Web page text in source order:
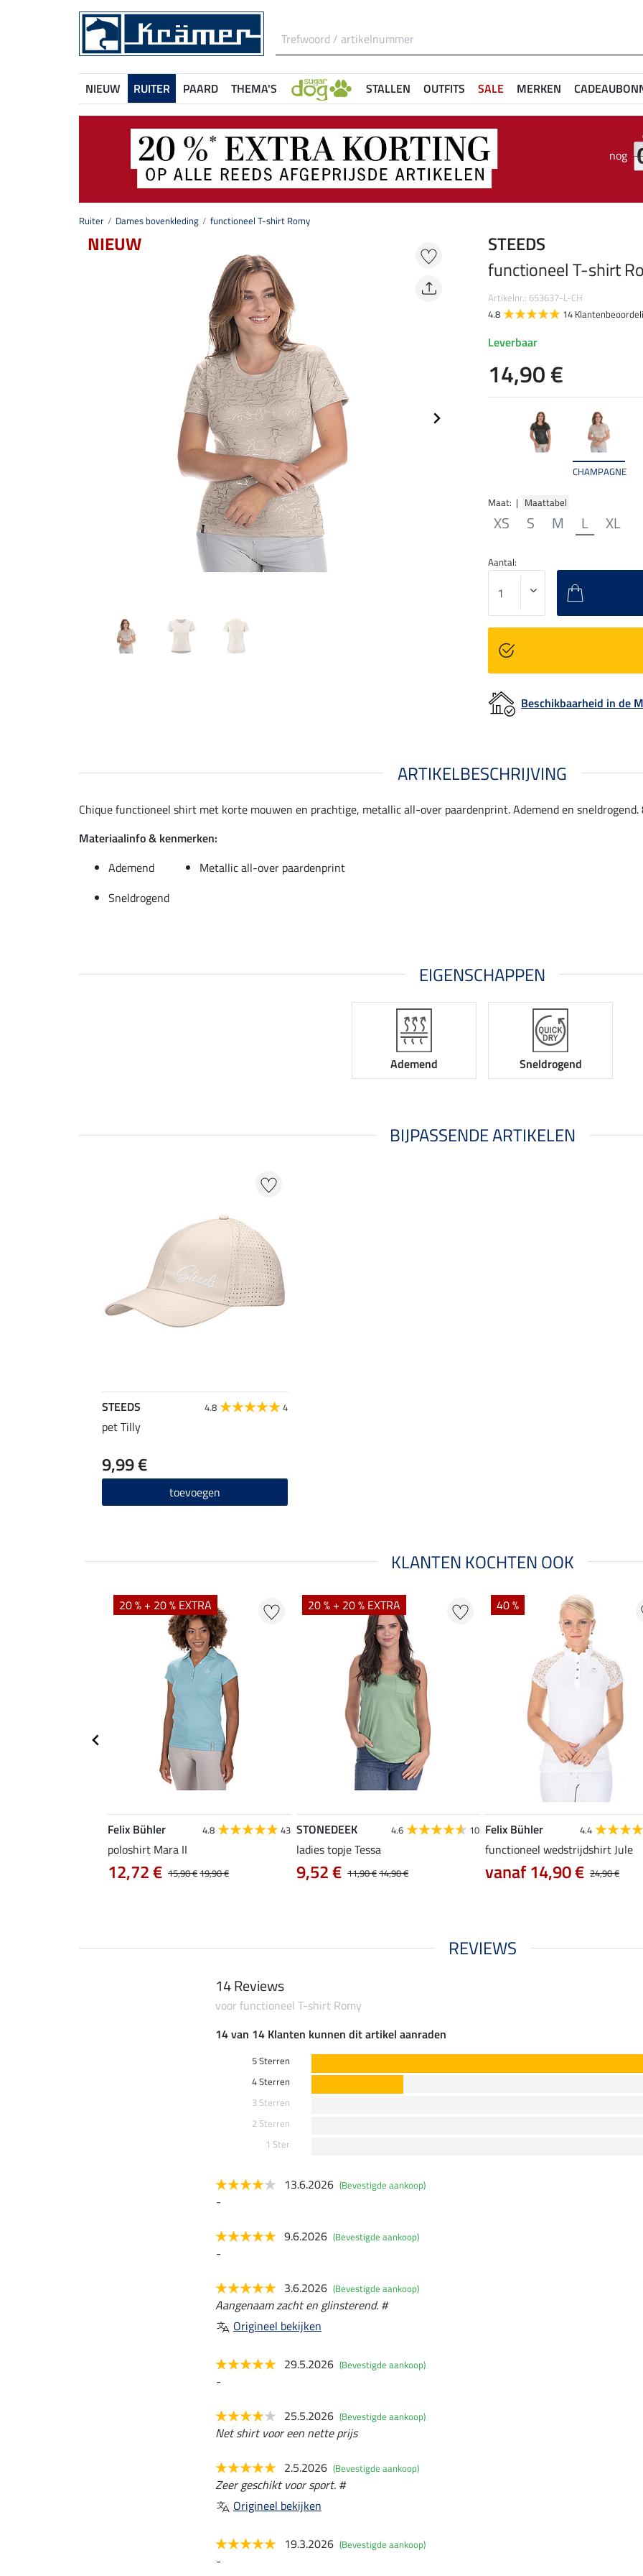
NIEUW RUITER PAARD THEMA'S STALLEN OUTFITS SALE MERKEN
nog
Ruiter Dames bovenkleding functioneel T-shirt Romy
NIEUW
CHAMPAGNE
Maat: | Maattabel
XS S M L XL
STEEDS
functioneel T-shirt
Artikelnr.: 653637-L-CH
4.8
14
Leverbaar
14,90 €
Aantal:
Beschikbaarheid in de
ARTIKELBESCHRIJVING
Chique functioneel shirt met korte mouwen en prachtige, metallic all-over paardenprint. Ademend en sneldrogend.
Materiaalinfo & kenmerken:
Ademend
Metallic all-over paardenprint
Sneldrogend
EIGENSCHAPPEN
Ademend Sneldrogend
BIJPASSENDE ARTIKELEN
STEEDS 4.8 4
pet Tilly
9,99 €
toevoegen
KLANTEN KOCHTEN OOK
20 % + 20 % EXTRA
Felix Bühler 4.8 43
poloshirt Mara II
15,90 €19,90 €
12,72 €
20 % + 20 % EXTRA
STONEDEEK 4.6 10
ladies topje Tessa
11,90 €14,90 €
9,52 €
40 %
Felix Bühler 4.4
functioneel wedstrijdshirt Jule
24,90 €
vanaf 14,90 €
REVIEWS
14 Reviews
voor functioneel T-shirt Romy
14 van 14 Klanten kunnen dit artikel aanraden
5 Sterren
4 Sterren
3 Sterren
2 Sterren
1 Ster
13.6.2026 (Bevestigde aankoop)
-
9.6.2026 (Bevestigde aankoop)
-
3.6.2026 (Bevestigde aankoop)
Aangenaam zacht en glinsterend. #
Origineel bekijken
29.5.2026 (Bevestigde aankoop)
-
25.5.2026 (Bevestigde aankoop)
Net shirt voor een nette prijs
2.5.2026 (Bevestigde aankoop)
Zeer geschikt voor sport. #
Origineel bekijken
19.3.2026 (Bevestigde aankoop)
-